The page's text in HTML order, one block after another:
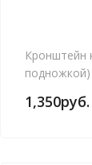
Кронштейн
подножкой)
1,350руб.